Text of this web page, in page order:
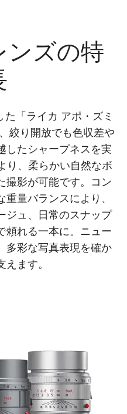
ズの特
「ライカ アポ・ズミ
絞り開放でも色収差や
したシャープネスを実
り、柔らかい自然なボ
撮影が可能です。コン
量バランスにより、
ジュ、日常のスナップ
頼れる一本に。ニュー
多彩な写真表現を確か
ます。